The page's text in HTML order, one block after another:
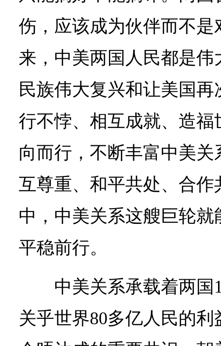
伤，应该成为伙伴而不
来，中美两国人民都是
民族伟大复兴和让美国
行不悖、相互成就、造
向而行，不断丰富中美
互尊重、和平共处、合
中，中美关系这艘巨轮
平稳前行。
中美关系承载着两
关乎世界80多亿人民的